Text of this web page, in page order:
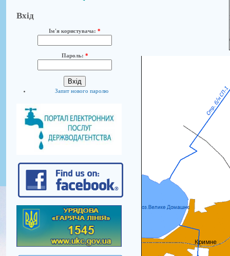
Вхід
Ім'я користувача: *
Пароль: *
Запит нового паролю